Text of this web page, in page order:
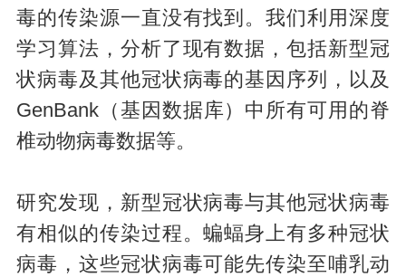
毒的传染源一直没有找到。我们利用深度
学习算法，分析了现有数据，包括新型冠
状病毒及其他冠状病毒的基因序列，以及
GenBank（基因数据库）中所有可用的脊
椎动物病毒数据等。
研究发现，新型冠状病毒与其他冠状病毒
有相似的传染过程。蝙蝠身上有多种冠状
病毒，这些冠状病毒可能先传染至哺乳动